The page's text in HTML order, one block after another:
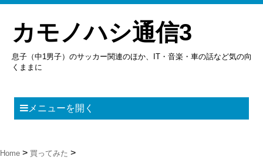
カモノハシ通信3
息子（中1男子）のサッカー関連のほか、IT・音楽・車の話など気の向
くままに
メニューを開く
Home 買ってみた